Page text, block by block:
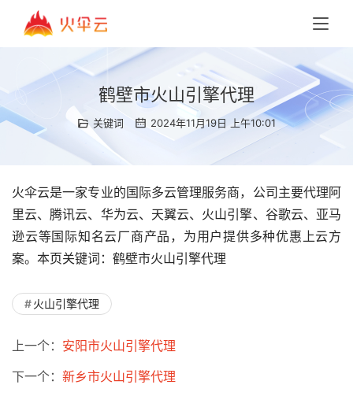
鹤壁市火山引擎代理
关键词 2024年11月19日 上午10:01
火伞云是一家专业的国际多云管理服务商，公司主要代理阿
里云、腾讯云、华为云、天翼云、火山引擎、谷歌云、亚马
逊云等国际知名云厂商产品，为用户提供多种优惠上云方
案。本页关键词：鹤壁市火山引擎代理
火山引擎代理
上一个： 安阳市火山引擎代理
下一个： 新乡市火山引擎代理